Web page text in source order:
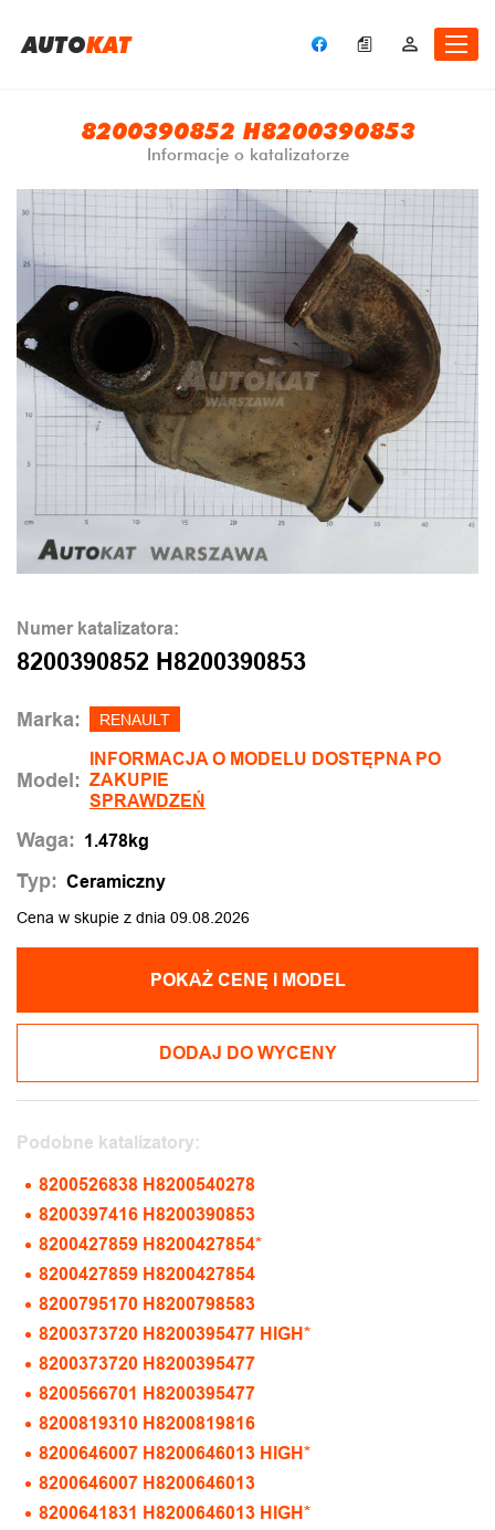
AUTOKAT
8200390852 H8200390853
Informacje o katalizatorze
Numer katalizatora:
8200390852 H8200390853
Marka: RENAULT
Model:
INFORMACJA O MODELU DOSTĘPNA PO
ZAKUPIE
SPRAWDZEŃ
Waga: 1.478kg
Typ: Ceramiczny
Cena w skupie z dnia 09.08.2026
POKAŻ CENĘ I MODEL
DODAJ DO WYCENY
Podobne katalizatory:
8200526838 H8200540278
8200397416 H8200390853
8200427859 H8200427854*
8200427859 H8200427854
8200795170 H8200798583
8200373720 H8200395477 HIGH*
8200373720 H8200395477
8200566701 H8200395477
8200819310 H8200819816
8200646007 H8200646013 HIGH*
8200646007 H8200646013
8200641831 H8200646013 HIGH*